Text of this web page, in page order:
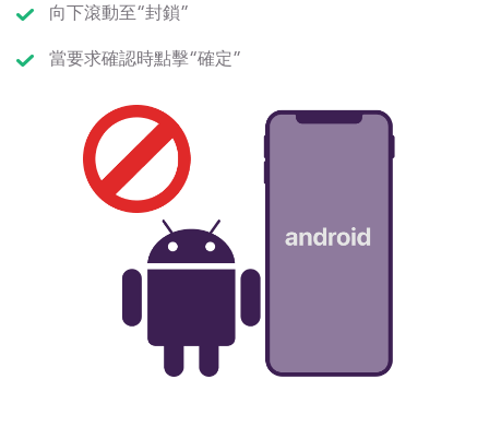
向下滾動至“封鎖”
當要求確認時點擊“確定”